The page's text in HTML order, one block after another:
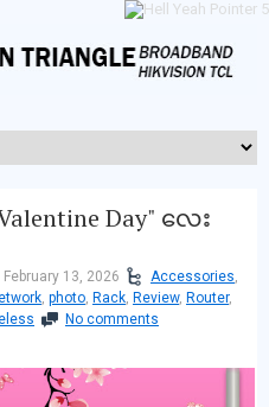
Day" လေး
February 13, 2026 Accessories,
, photo, Rack, Review, Router,
No comments